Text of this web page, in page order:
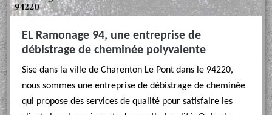
EL Ramonage 94, une entreprise de
débistrage de cheminée polyvalente
Sise dans la ville de Charenton Le Pont dans le 94220,
nous sommes une entreprise de débistrage de cheminée
qui propose des services de qualité pour satisfaire les